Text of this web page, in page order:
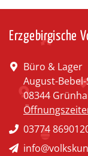
Erzgebirgische
Büro & Lager
August-
08344
03774